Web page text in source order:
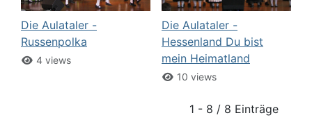
Die Aulataler -
Russenpolka
4 views
Die Aulataler -
Hessenland Du bist
mein Heimatland
10 views
1 - 8 / 8 Einträge